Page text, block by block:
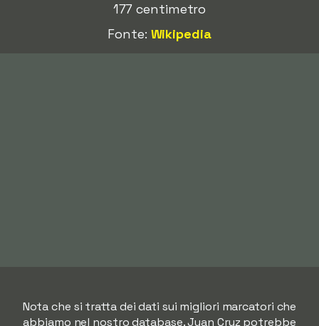
177 centimetro
Fonte: Wikipedia
Nota che si tratta dei dati sui migliori marcatori che
abbiamo nel nostro database. Juan Cruz potrebbe